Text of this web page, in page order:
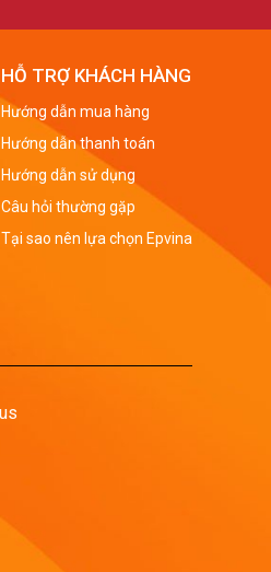
HỖ TRỢ KHÁCH HÀNG
Hướng dẫn mua hàng
Hướng dẫn thanh toán
Hướng dẫn sử dụng
Câu hỏi thường gặp
Tại sao nên lựa chọn Epvina